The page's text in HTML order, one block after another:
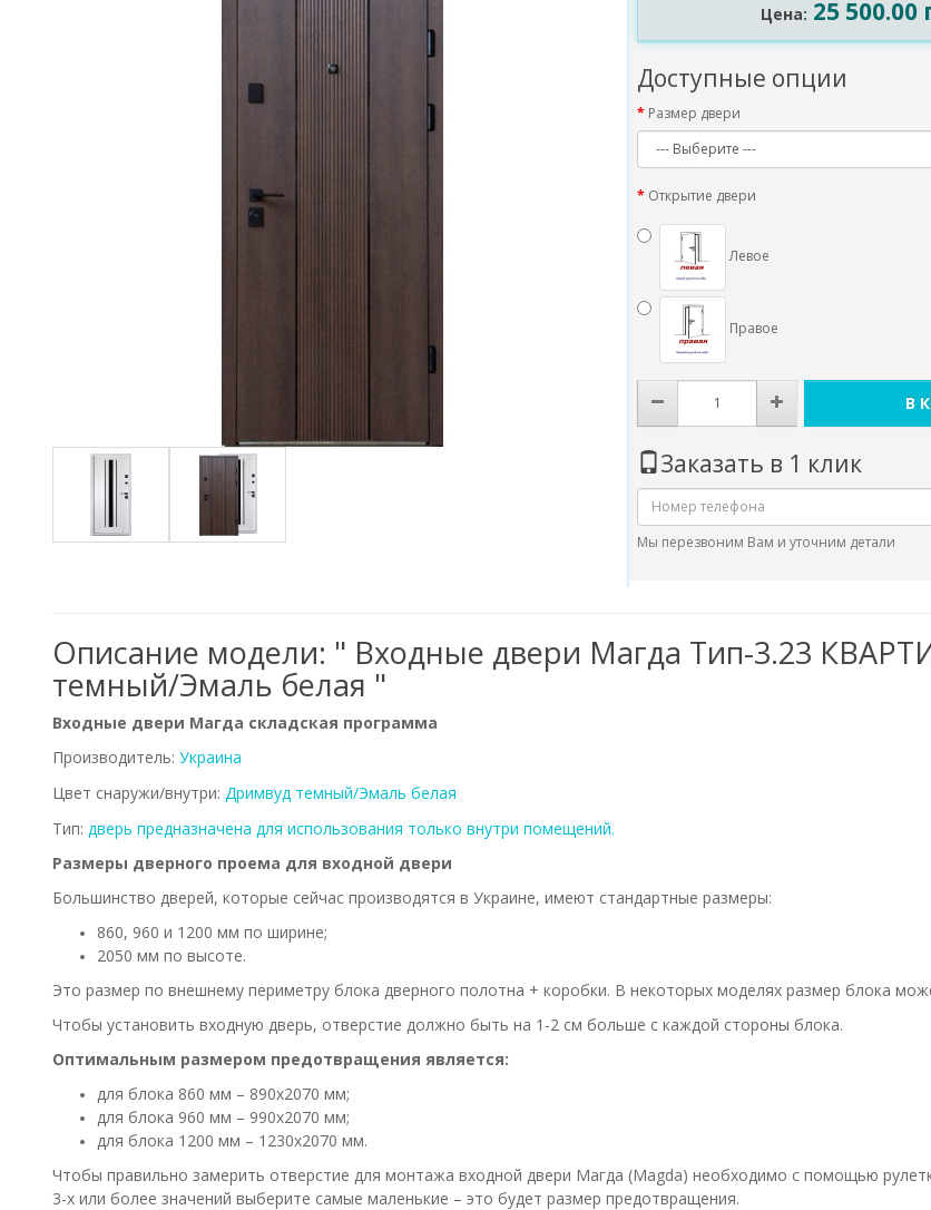
Цена: 25 500.00
Доступные опции
Размер двери
Открытие двери
Левое
Правое
В
Заказать в 1 клик
Мы перезвоним Вам и уточним детали
Описание модели: " Входные двери Магда Тип-3.23
темный/Эмаль белая "
Входные двери Магда складская программа
Производитель: Украина
Цвет снаружи/внутри: Дримвуд темный/Эмаль белая
Тип: дверь предназначена для использования только внутри помещений.
Размеры дверного проема для входной двери
Большинство дверей, которые сейчас производятся в Украине, имеют стандартные размеры:
860, 960 и 1200 мм по ширине;
2050 мм по высоте.
Это размер по внешнему периметру блока дверного полотна + коробки. В некоторых моделях размер блока
Чтобы установить входную дверь, отверстие должно быть на 1-2 см больше с каждой стороны блока.
Оптимальным размером предотвращения является:
для блока 860 мм – 890х2070 мм;
для блока 960 мм – 990х2070 мм;
для блока 1200 мм – 1230х2070 мм.
Чтобы правильно замерить отверстие для монтажа входной двери Магда (Magda) необходимо с помощью
3-х или более значений выберите самые маленькие – это будет размер предотвращения.